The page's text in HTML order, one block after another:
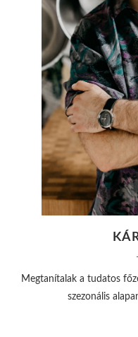
Megtanítalak a tudatos
szezonális